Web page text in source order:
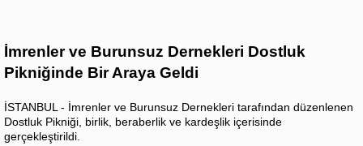
İmrenler ve Burunsuz Dernekleri Dostluk
Pikniğinde Bir Araya Geldi
İSTANBUL - İmrenler ve Burunsuz Dernekleri tarafından düzenlenen
Dostluk Pikniği, birlik, beraberlik ve kardeşlik içerisinde
gerçekleştirildi.